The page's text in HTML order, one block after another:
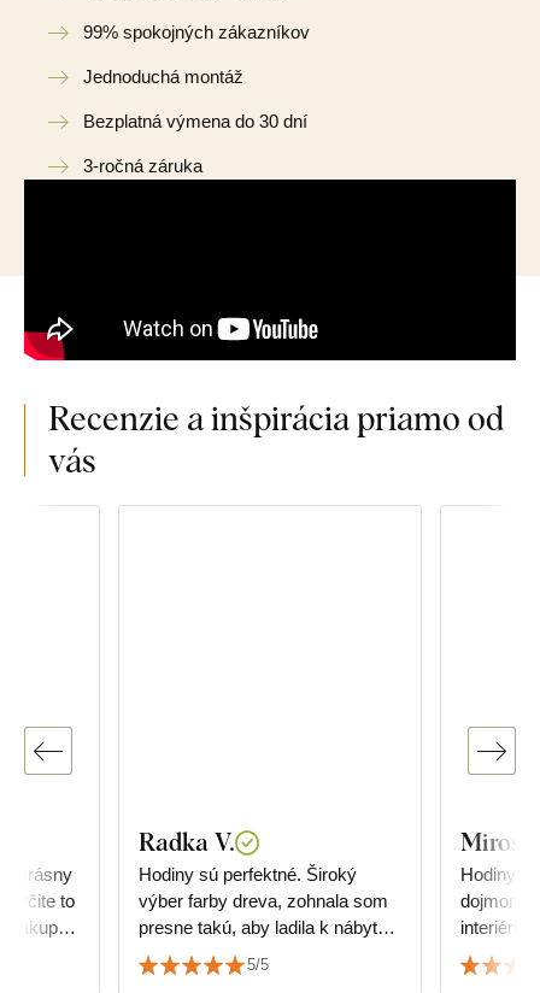
99% spokojných zákazníkov
Jednoduchá montáž
Bezplatná výmena do 30 dní
3-ročná záruka
Recenzie a inšpirácia priamo od
vás
krásny
nákup.
Radka V.
Hodiny sú perfektné. Široký
výber farby dreva, zohnala som
presne takú, aby ladila k nábytku.
Jednoduchá montáž vo dvoch 😊
5/5
Hodiny
dojmom
interiéri
Podarilo
podlahy.